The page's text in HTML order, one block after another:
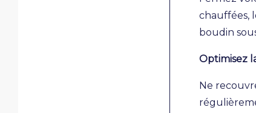
chauffées,
boudin
Optimisez
Ne